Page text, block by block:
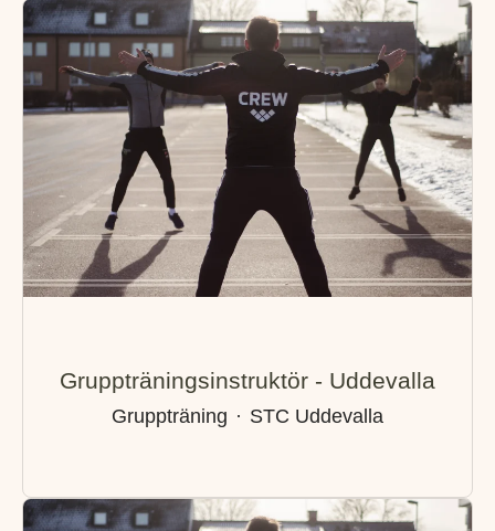
Gruppträningsinstruktör - Uddevalla
Gruppträning · STC Uddevalla